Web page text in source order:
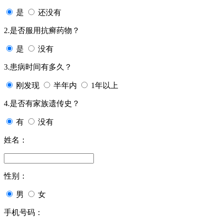
是 还没有
2.是否服用抗癣药物？
是 没有
3.患病时间有多久？
刚发现 半年内 1年以上
4.是否有家族遗传史？
有 没有
姓名：
性别：
男 女
手机号码：